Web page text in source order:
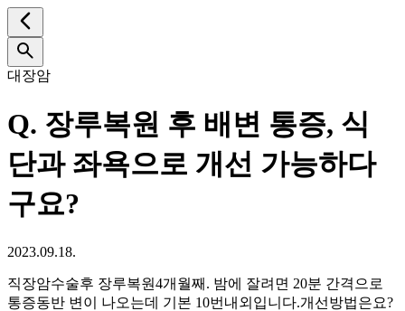
대장암
Q. 장루복원 후 배변 통증, 식
단과 좌욕으로 개선 가능하다
구요?
2023.09.18.
직장암수술후 장루복원4개월째. 밤에 잘려면 20분 간격으로
통증동반 변이 나오는데 기본 10번내외입니다.개선방법은요?